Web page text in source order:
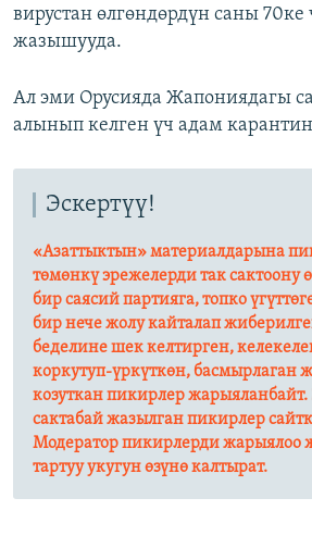
вирустан өлгөндөрдүн саны
жазышууда.
Ал эми Орусияда Жапониядагы
алынып келген үч адам
Эскертүү!
«Азаттыктын» материалдарына
төмөнкү эрежелерди так сактоону
бир саясий партияга, топко
бир нече жолу кайталап
беделине шек келтирген,
коркутуп-үркүткөн, басмырлаган
козуткан пикирлер
сактабай жазылган пикирлер
Модератор пикирлерди жарыялоо
тартуу укугун өзүнө калтырат.​